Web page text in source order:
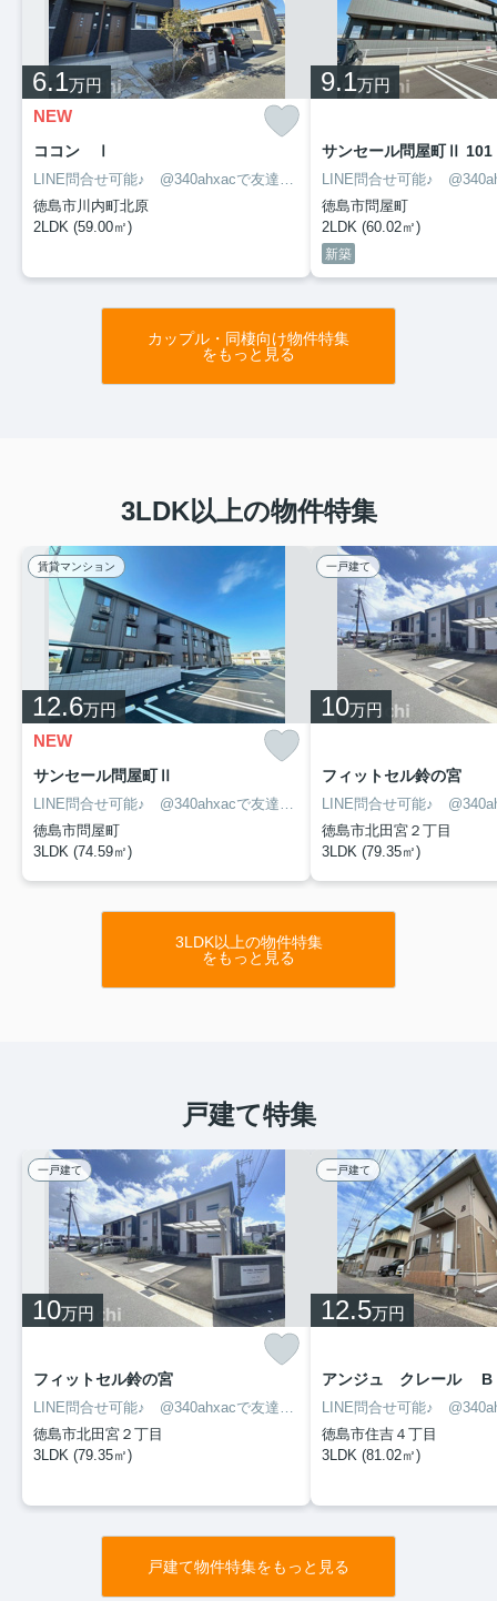
6.1万円
NEW
ココン Ⅰ
LINE問合せ可能♪ @340ahxacで友達検索して下さい
徳島市川内町北原
2LDK (59.00㎡)
9.1万円
サンセール問屋町Ⅱ 101
徳島市問屋町
2LDK (60.02㎡)
新築
カップル・同棲向け物件特集
をもっと見る
3LDK以上の物件特集
賃貸マンション
12.6万円
NEW
サンセール問屋町Ⅱ
LINE問合せ可能♪ @340ahxacで友達検索して下さい
徳島市問屋町
3LDK (74.59㎡)
一戸建て
10万円
フィットセル鈴の宮
徳島市北田宮２丁目
3LDK (79.35㎡)
3LDK以上の物件特集
をもっと見る
戸建て特集
一戸建て
10万円
フィットセル鈴の宮
LINE問合せ可能♪ @340ahxacで友達検索して下さい
徳島市北田宮２丁目
3LDK (79.35㎡)
一戸建て
12.5万円
アンジュ クレール B
徳島市住吉４丁目
3LDK (81.02㎡)
戸建て物件特集をもっと見る